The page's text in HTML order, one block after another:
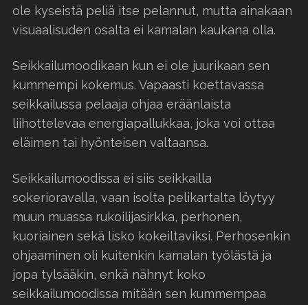
ole kyseistä peliä itse pelannut, mutta ainakaan
visuaalisuden osalta ei kamalan kaukana olla.
Seikkailumoodikaan kun ei ole juurikaan sen
kummempi kokemus. Vapaasti koettavassa
seikkailussa pelaaja ohjaa eräänlaista
liihottelevaa energiapallukkaa, joka voi ottaa
eläimen tai hyönteisen valtaansa.
Seikkailumoodissa ei siis seikkailla
sokerioravalla, vaan isolta pelikartalta löytyy
muun muassa rukoilijasirkka, perhonen,
kuoriainen sekä lisko kokeiltaviksi. Perhosenkin
ohjaaminen oli kuitenkin kamalan työlästä ja
jopa tylsääkin, enkä nähnyt koko
seikkailumoodissa mitään sen kummempaa